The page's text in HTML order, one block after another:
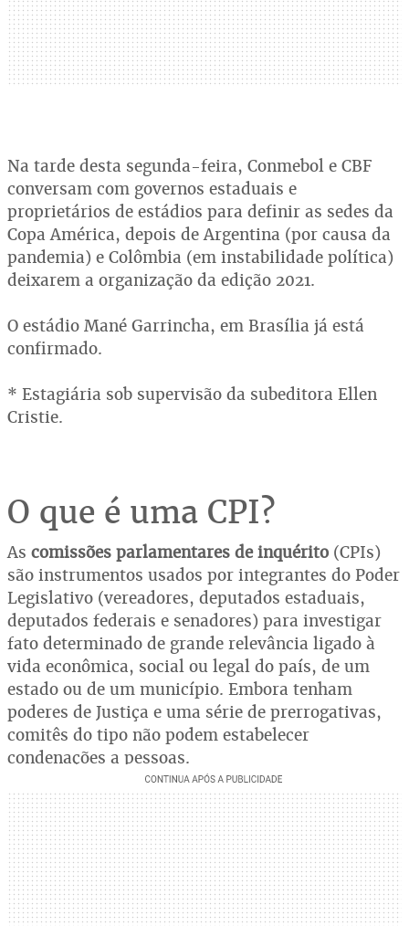
Na tarde desta segunda-feira, Conmebol e CBF
conversam com governos estaduais e
proprietários de estádios para definir as sedes da
Copa América, depois de Argentina (por causa da
pandemia) e Colômbia (em instabilidade política)
deixarem a organização da edição 2021.
O estádio Mané Garrincha, em Brasília já está
confirmado.
* Estagiária sob supervisão da subeditora Ellen
Cristie.
O que é uma CPI?
As comissões parlamentares de inquérito (CPIs)
são instrumentos usados por integrantes do Poder
Legislativo (vereadores, deputados estaduais,
deputados federais e senadores) para investigar
fato determinado de grande relevância ligado à
vida econômica, social ou legal do país, de um
estado ou de um município. Embora tenham
poderes de Justiça e uma série de prerrogativas,
comitês do tipo não podem estabelecer
condenações a pessoas.